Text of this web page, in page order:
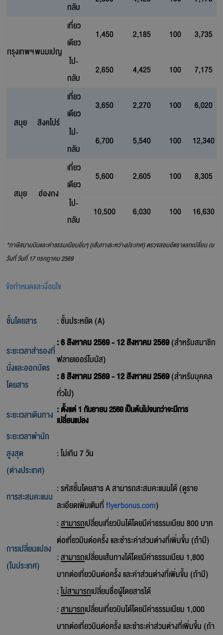
กลับ
กรุงเทพฯพนมเปญ
เที่ยว
เดียว
1,450 2,185 100
3,735
ไป-
กลับ
2,650 4,425 100 7,175
สมุย สิงคโปร์
เที่ยว
เดียว
3,650 2,270 100
6,020
ไป-
กลับ
6,700 5,540 100 12,340
สมุย ฮ่องกง
เที่ยว
เดียว
5,600 2,605 100
8,305
ไป-
กลับ
10,500 6,030 100 16,630
*ภาษีสนามบินและค่าธรรมเนียมอิ่นๆ (เส้นทางระหว่างประเทศ) ตรวจสอบอัตราแลกเปลี่ยน ณ
วันที่ วันที่ 17 กรกฎาคม 2569
ข้อกำหนดและเงื่อนไข
ชั้นโดยสาร : ชั้นประหยัด (A)
ระยะเวลาสำรองที่
นั่งและออกบัตร
โดยสาร
: 6 สิงหาคม 2569 - 12 สิงหาคม 2569(สำหรับสมาชิก
ฟลายเออร์โบนัส)
: 8 สิงหาคม 2569 - 12 สิงหาคม 2569(สำหรับบุคคล
ทั่วไป)
ระยะเวลาเดินทาง : ตั้งแต่ 1 กันยายน 2569 เป็นต้นไปจนกว่าจะมีการ
เปลี่ยนแปลง
ระยะเวลาพำนัก
สูงสุด
(ต่างประเทศ)
: ไม่เกิน 7 วัน
การสะสมคะแนน
: รหัสชั้นโดยสาร A สามารถสะสมคะแนนได้ (ดูราย
ละเอียดเพิ่มเติมที่flyerbonus.com)
การเปลี่ยนแปลง
(ในประเทศ)
:สามารถเปลี่ยนเที่ยวบินได้โดยมีค่าธรรมเนียม 800 บาท
ต่อเที่ยวบินต่อครั้ง และชำระค่าส่วนต่างที่เพิ่มขึ้น (ถ้ามี)
:สามารถเปลี่ยนเส้นทางได้โดยมีค่าธรรมเนียม 1,800
บาทต่อเที่ยวบินต่อครั้ง และค่าส่วนต่างที่เพิ่มขึ้น (ถ้ามี)
:ไม่สามารถเปลี่ยนชื่อผู้โดยสารได้
:สามารถเปลี่ยนเที่ยวบินได้โดยมีค่าธรรมเนียม 1,000
บาทต่อเที่ยวบินต่อครั้ง และชำระค่าส่วนต่างที่เพิ่มขึ้น (ถ้า